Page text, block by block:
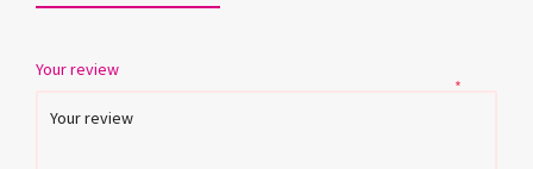
Your review
*